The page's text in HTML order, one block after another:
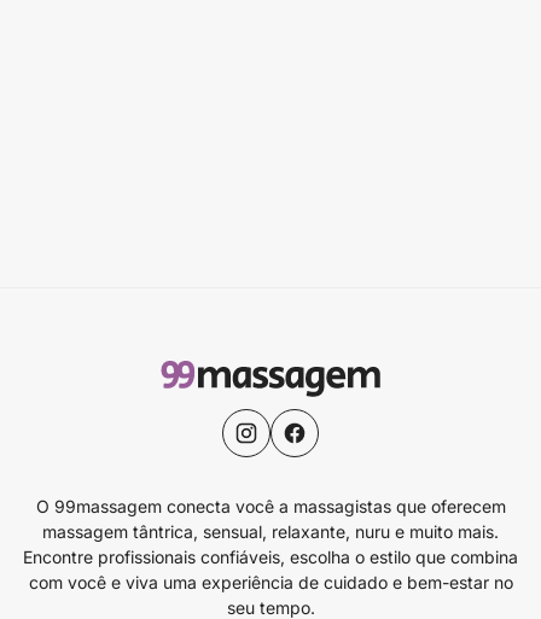
O 99massagem conecta você a massagistas que oferecem
massagem tântrica, sensual, relaxante, nuru e muito mais.
Encontre profissionais confiáveis, escolha o estilo que combina
com você e viva uma experiência de cuidado e bem-estar no
seu tempo.